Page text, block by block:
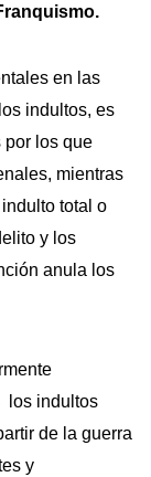
en las
indultos, es
por los que
mientras
total o
y los
anula los
los indultos
de la guerra
y